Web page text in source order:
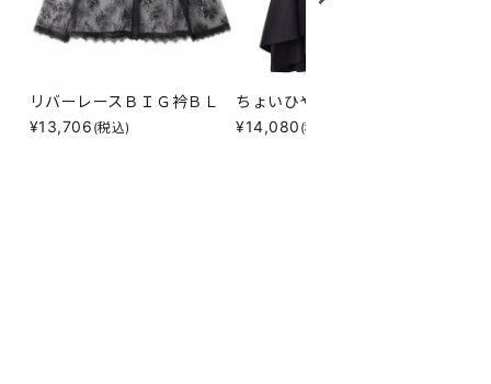
リバーレースＢＩＧ衿ＢＬ
¥13,706 (税込)
ちょいひや便利ｓｅｔＰＯ
¥14,080 (税込)